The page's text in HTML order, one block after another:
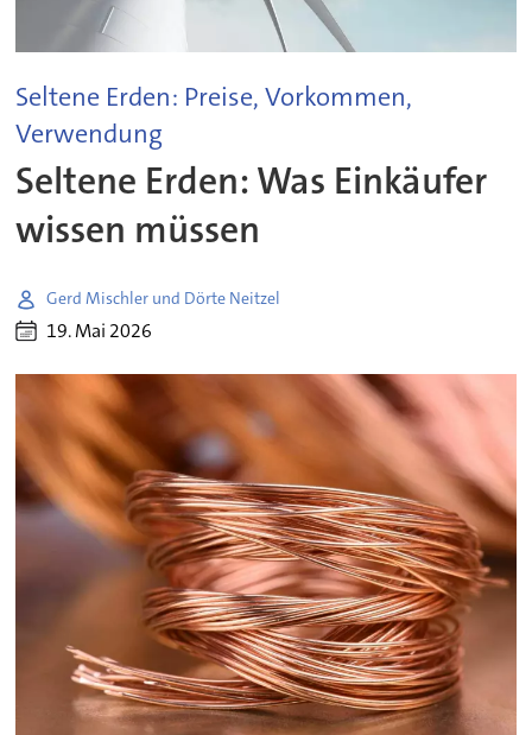
Seltene Erden: Preise, Vorkommen,
Verwendung
Seltene Erden: Was Einkäufer
wissen müssen
Gerd Mischler und Dörte Neitzel
19. Mai 2026